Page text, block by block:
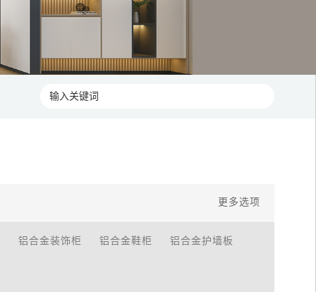
更多选项
铝合金装饰柜 铝合金鞋柜 铝合金护墙板